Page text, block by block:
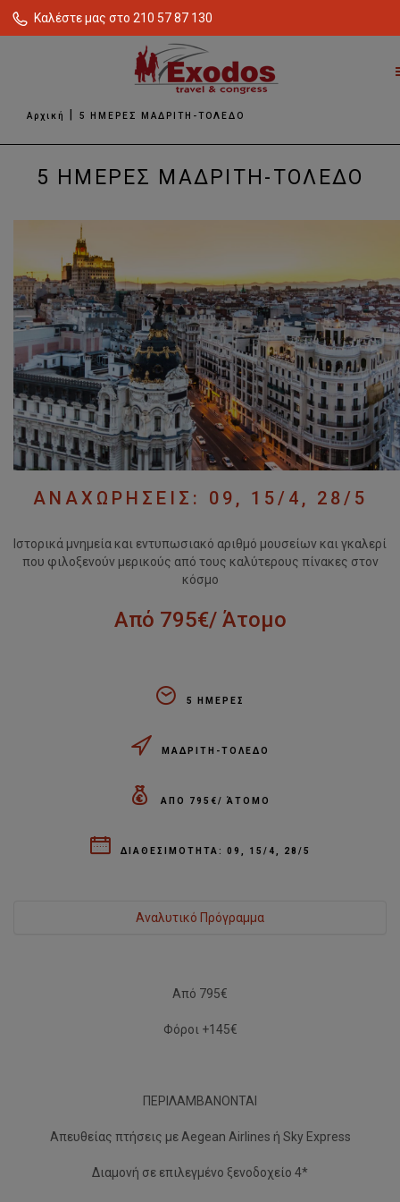
Καλέστε μας στο 210 57 87 130
Αρχική 5 ΗΜΕΡΕΣ ΜΑΔΡΙΤΗ-ΤΟΛΕΔΟ
5 ΗΜΕΡΕΣ ΜΑΔΡΙΤΗ-ΤΟΛΕΔΟ
ΑΝΑΧΩΡΗΣΕΙΣ: 09, 15/4, 28/5
Ιστορικά μνημεία και εντυπωσιακό αριθμό μουσείων και γκαλερί
που φιλοξενούν μερικούς από τους καλύτερους πίνακες στον
κόσμο
Από 795€/ Άτομο
5 ΗΜΕΡΕΣ
ΜΑΔΡΙΤΗ-ΤΟΛΕΔΟ
ΑΠΟ 795€/ ΆΤΟΜΟ
ΔΙΑΘΕΣΙΜΟΤΗΤΑ: 09, 15/4, 28/5
Aναλυτικό Πρόγραμμα
Ημέρα 1η: Aθήνα – Μαδρίτη
οροπέδιο της Ιβηρικής Χερσονήσου, στην Καστίλλη. Άφιξη
πόλη μέσω μιας πανοραμικής βόλτας με το λεωφορείο. Με
Από 795€
Φόροι +145€
ΠΕΡΙΛΑΜΒΑΝΟΝΤΑΙ
Απευθείας πτήσεις με Aegean Airlines ή Sky Express
Διαμονή σε επιλεγμένο ξενοδοχείο 4*